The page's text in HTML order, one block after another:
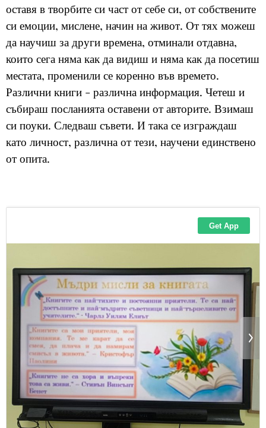
оставя в творбите си част от себе си, от собствените
си емоции, мислене, начин на живот. От тях можеш
да научиш за други времена, отминали отдавна,
които сега няма как да видиш и няма как да посетиш
местата, променили се коренно във времето.
Различни книги - различна информация. Четеш и
събираш посланията оставени от авторите. Взимаш
си поуки. Следваш съвети. И така се изграждаш
като личност, различна от тези, научени единствено
от опита.